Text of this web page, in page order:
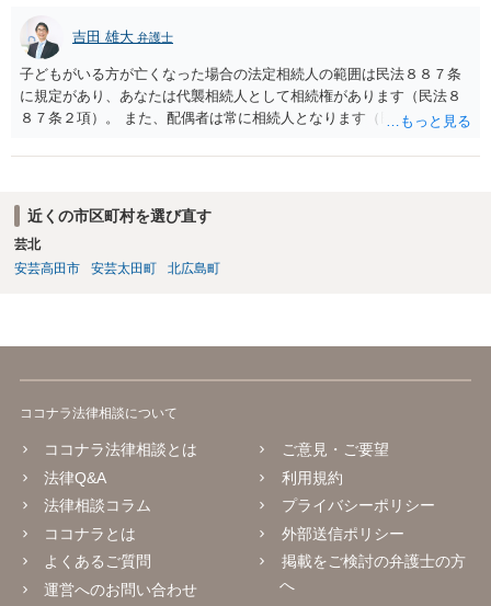
吉田 雄大 弁護士
子どもがいる方が亡くなった場合の法定相続人の範囲は民法８８７条
に規定があり、あなたは代襲相続人として相続権があります（民法８
８７条２項）。 また、配偶者は常に相続人となります（民法８９０
も相続権があります。つまり、孫５人に加えて「おじ又はおば」にも
近くの市区町村を選び直す
芸北
安芸高田市
安芸太田町 北広島町
ココナラ法律相談について
ココナラ法律相談とは
法律Q&A
法律相談コラム
ココナラとは
よくあるご質問
運営へのお問い合わせ
ご意見・ご要望
利用規約
プライバシーポリシー
外部送信ポリシー
掲載をご検討の弁護士の方
へ